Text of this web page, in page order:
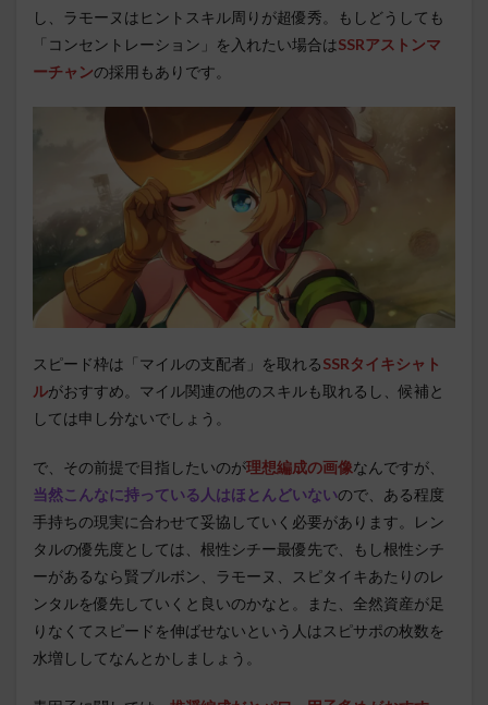
し、ラモーヌはヒントスキル周りが超優秀。もしどうしても
「コンセントレーション」を入れたい場合はSSRアストンマ
ーチャンの採用もありです。
スピード枠は「マイルの支配者」を取れるSSRタイキシャト
ルがおすすめ。マイル関連の他のスキルも取れるし、候補と
しては申し分ないでしょう。
で、その前提で目指したいのが理想編成の画像なんですが、
当然こんなに持っている人はほとんどいないので、ある程度
手持ちの現実に合わせて妥協していく必要があります。レン
タルの優先度としては、根性シチー最優先で、もし根性シチ
ーがあるなら賢ブルボン、ラモーヌ、スピタイキあたりのレ
ンタルを優先していくと良いのかなと。また、全然資産が足
りなくてスピードを伸ばせないという人はスピサポの枚数を
水増ししてなんとかしましょう。